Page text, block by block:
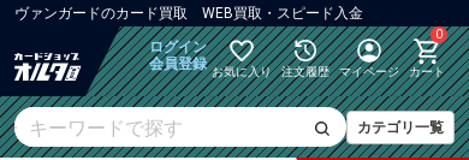
ヴァンガードのカード買取 WEB買取・スピード入金
ログイン
会員登録 お気に入り 注文履歴 マイページ
0
カート
カテゴリ一覧